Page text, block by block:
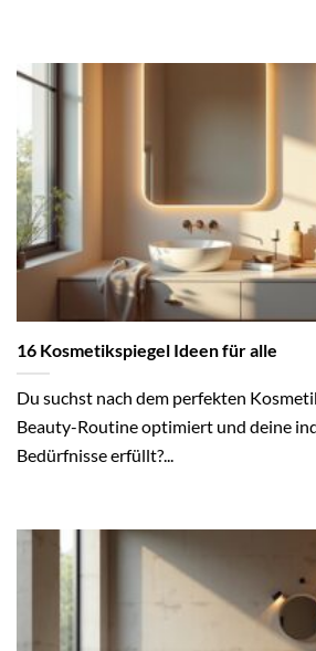
16 Kosmetikspiegel Ideen für alle
Du suchst nach dem perfekten
Beauty-Routine optimiert und deine
Bedürfnisse erfüllt?...